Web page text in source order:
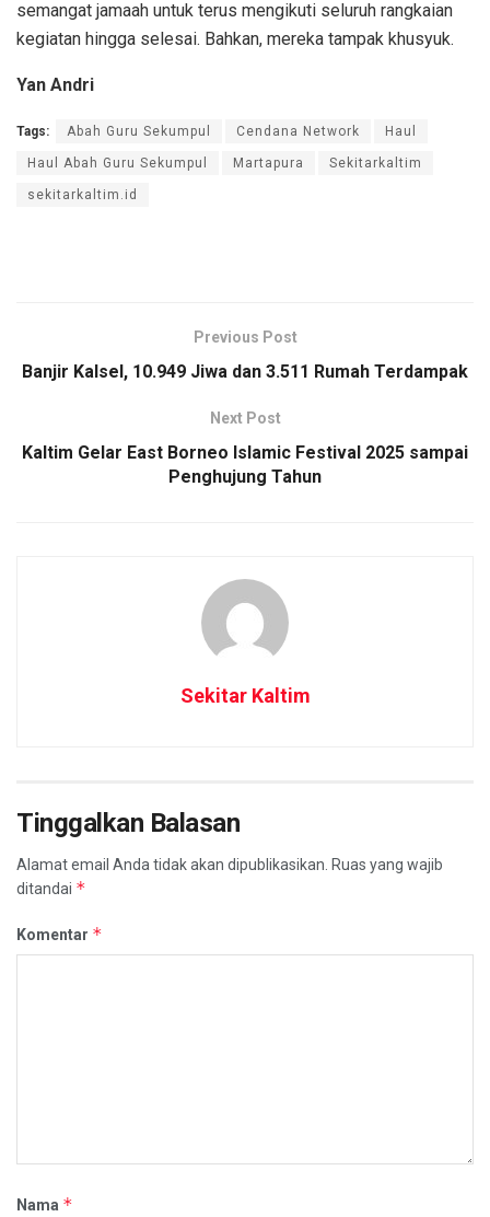
semangat jamaah untuk terus mengikuti seluruh rangkaian
kegiatan hingga selesai. Bahkan, mereka tampak khusyuk.
Yan Andri
Tags: Abah Guru Sekumpul Cendana Network Haul
Haul Abah Guru Sekumpul Martapura Sekitarkaltim
sekitarkaltim.id
Previous Post
Banjir Kalsel, 10.949 Jiwa dan 3.511 Rumah Terdampak
Next Post
Kaltim Gelar East Borneo Islamic Festival 2025 sampai
Penghujung Tahun
Sekitar Kaltim
Tinggalkan Balasan
Alamat email Anda tidak akan dipublikasikan. Ruas yang wajib
ditandai *
Komentar *
Nama *